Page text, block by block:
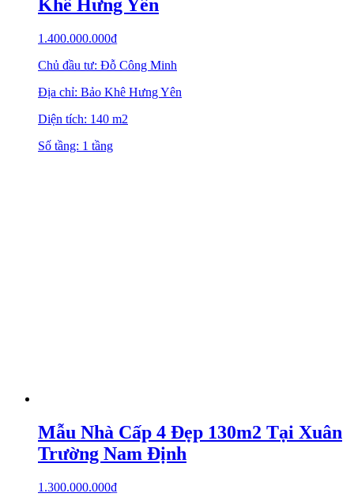
Khê Hưng Yên
1.400.000.000₫
Chủ đầu tư: Đỗ Công Minh
Địa chỉ: Bảo Khê Hưng Yên
Diện tích: 140 m2
Số tầng: 1 tầng
Mẫu Nhà Cấp 4 Đẹp 130m2 Tại Xuân
Trường Nam Định
1.300.000.000₫